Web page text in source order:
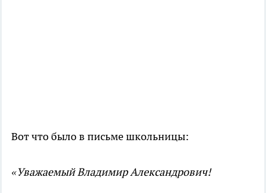
Вот что было в письме школьницы:
«Уважаемый Владимир Александрович!